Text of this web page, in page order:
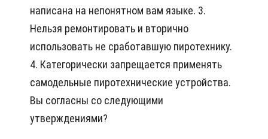
написана на непонятном вам языке. 3.
Нельзя ремонтировать и вторично
использовать не сработавшую пиротехнику.
4. Категорически запрещается применять
самодельные пиротехнические устройства.
Вы согласны со следующими
утверждениями?